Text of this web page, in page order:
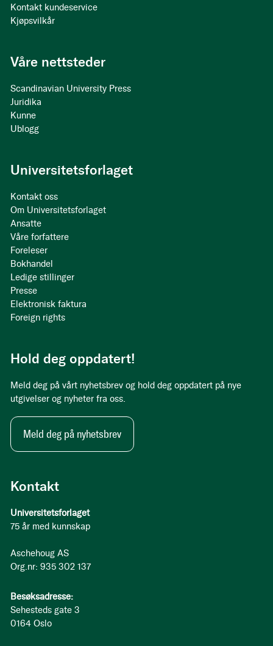
Kontakt
Universitetsforlaget
75 år med kunnskap
Aschehoug AS
Org.nr: 935 302 137
Besøksadresse:
Sehesteds gate 3
0164 Oslo
Kontakt kundeservice
Kjøpsvilkår
Våre nettsteder
Scandinavian University Press
Juridika
Kunne
Ublogg
Universitetsforlaget
Kontakt oss
Om Universitetsforlaget
Ansatte
Våre forfattere
Foreleser
Bokhandel
Ledige stillinger
Presse
Elektronisk faktura
Foreign rights
Hold deg oppdatert!
Meld deg på vårt nyhetsbrev og hold deg oppdatert på nye
utgivelser og nyheter fra oss.
Meld deg på nyhetsbrev